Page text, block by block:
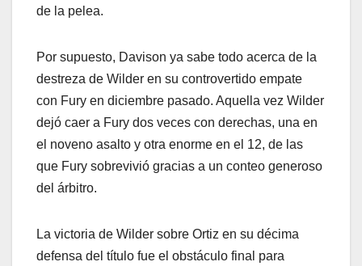
de la pelea.
Por supuesto, Davison ya sabe todo acerca de la
destreza de Wilder en su controvertido empate
con Fury en diciembre pasado. Aquella vez Wilder
dejó caer a Fury dos veces con derechas, una en
el noveno asalto y otra enorme en el 12, de las
que Fury sobrevivió gracias a un conteo generoso
del árbitro.
La victoria de Wilder sobre Ortiz en su décima
defensa del título fue el obstáculo final para